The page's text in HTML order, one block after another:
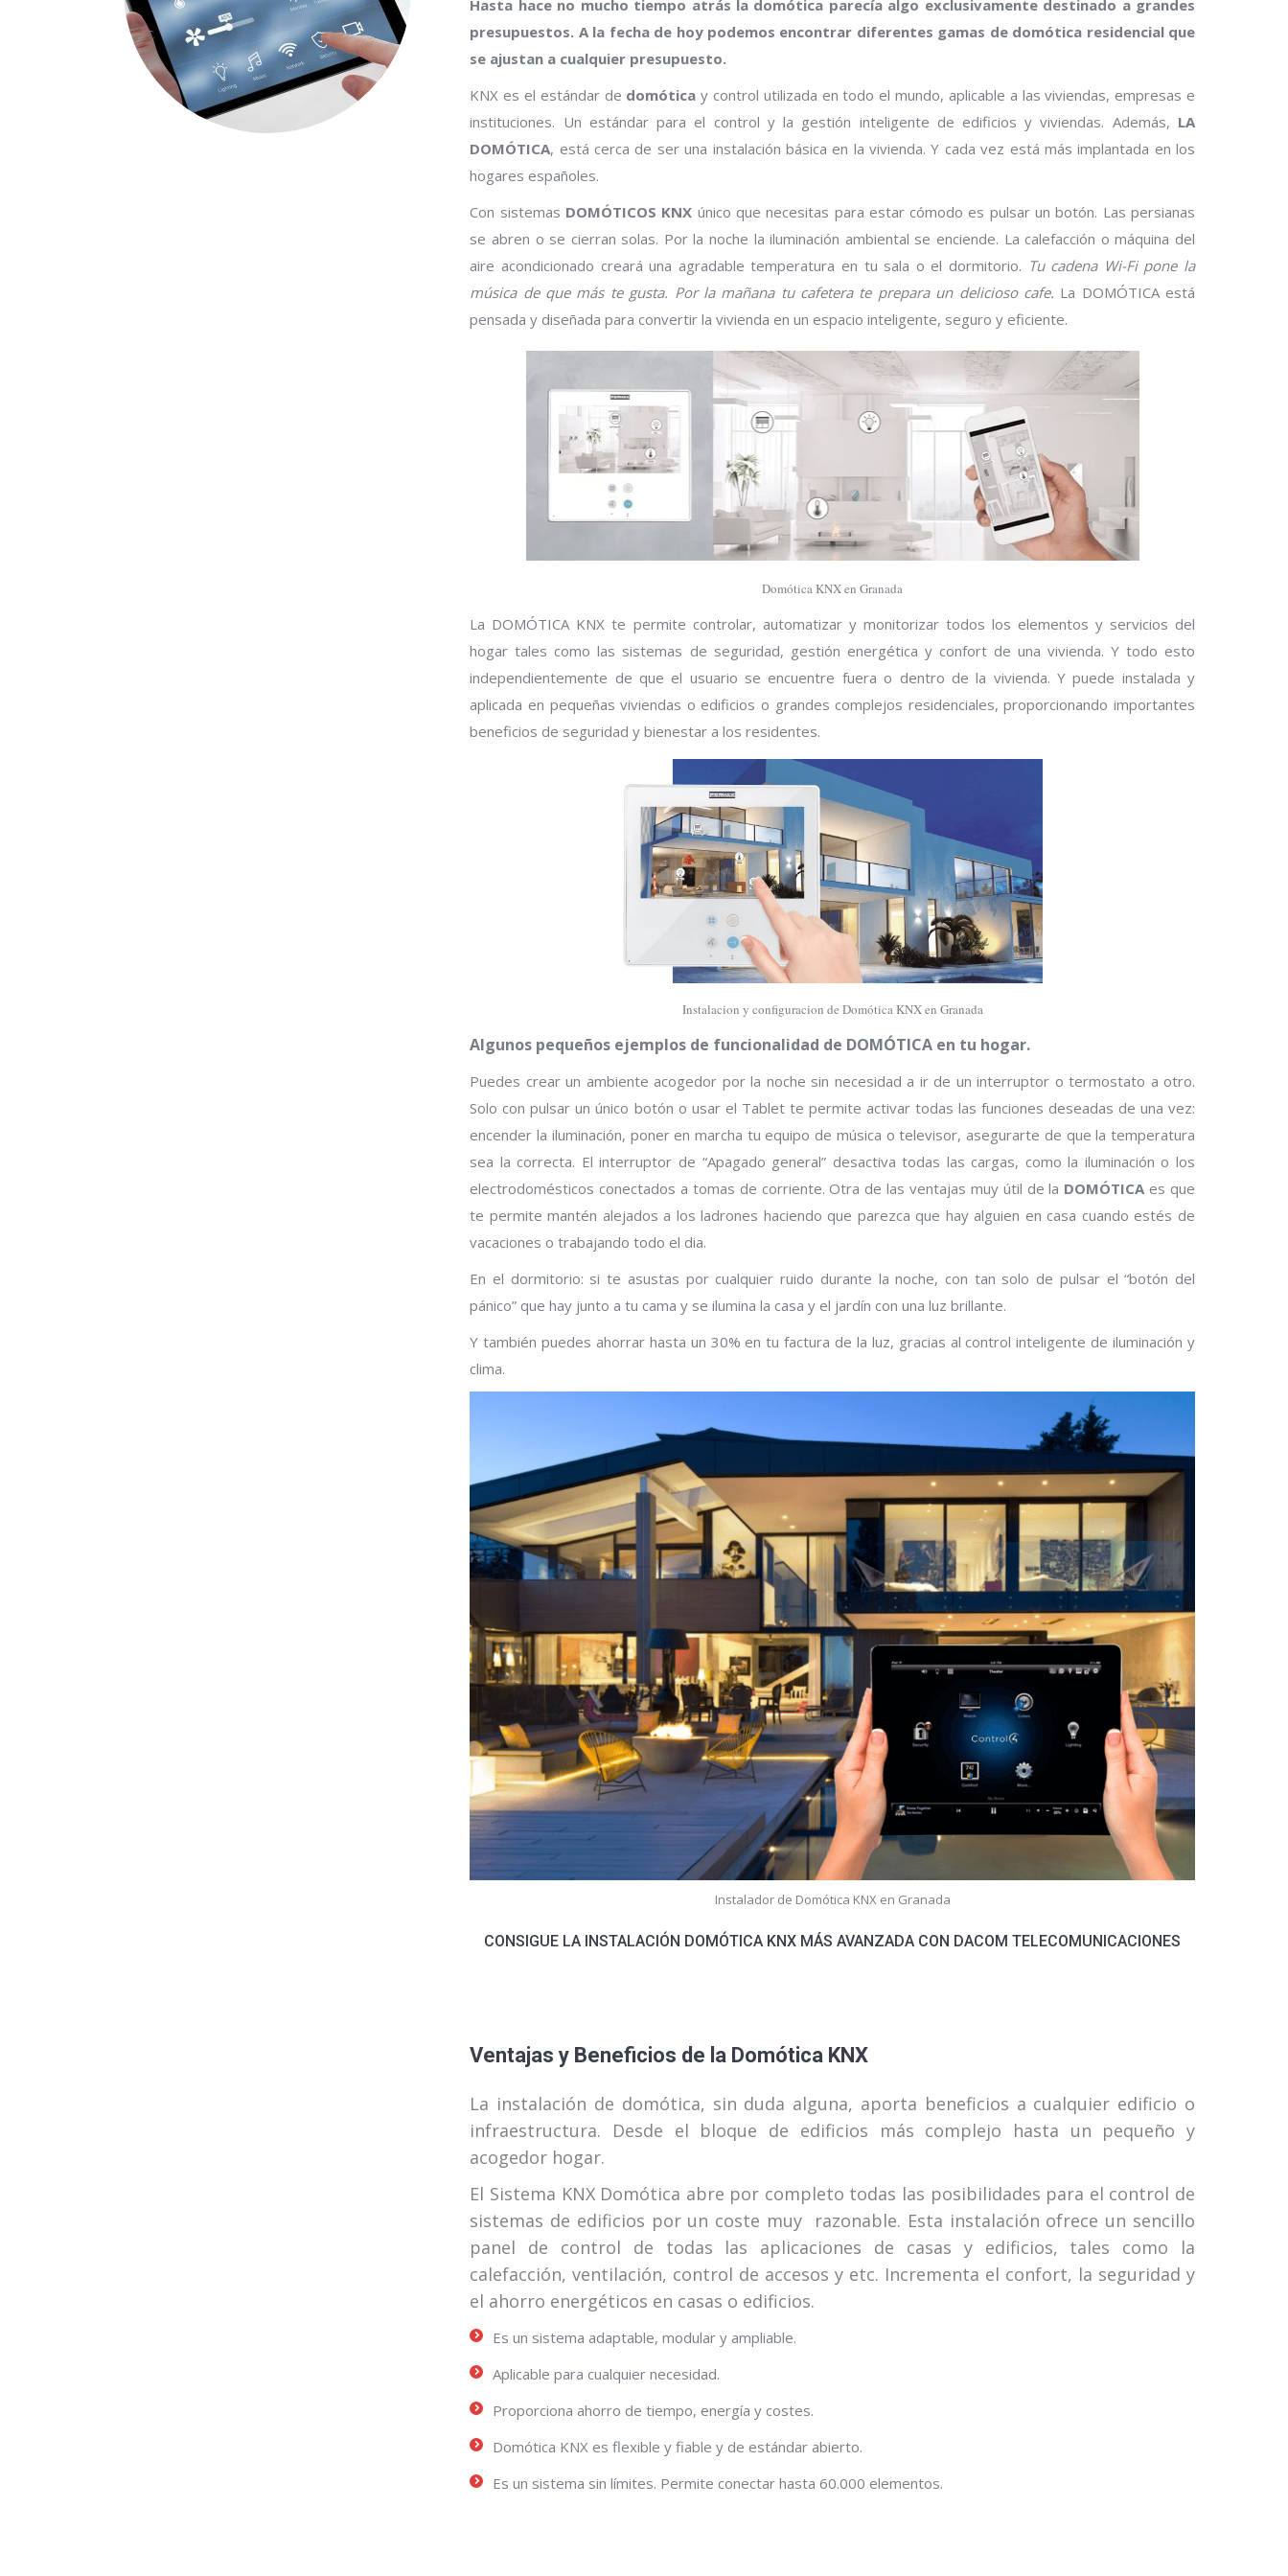
Hasta hace no mucho tiempo atrás la domótica parecía algo exclusivamente destinado a grandes
presupuestos. A la fecha de hoy podemos encontrar diferentes gamas de domótica residencial que
se ajustan a cualquier presupuesto.
KNX es el estándar de domótica y control utilizada en todo el mundo, aplicable a las viviendas, empresas e
instituciones. Un estándar para el control y la gestión inteligente de edificios y viviendas. Además, LA
DOMÓTICA, está cerca de ser una instalación básica en la vivienda. Y cada vez está más implantada en los
hogares españoles.
Con sistemas DOMÓTICOS KNX único que necesitas para estar cómodo es pulsar un botón. Las persianas
se abren o se cierran solas. Por la noche la iluminación ambiental se enciende. La calefacción o máquina del
aire acondicionado creará una agradable temperatura en tu sala o el dormitorio. Tu cadena Wi-Fi pone la
música de que más te gusta. Por la mañana tu cafetera te prepara un delicioso cafe. La DOMÓTICA está
pensada y diseñada para convertir la vivienda en un espacio inteligente, seguro y eficiente.
Domótica KNX en Granada
La DOMÓTICA KNX te permite controlar, automatizar y monitorizar todos los elementos y servicios del
hogar tales como las sistemas de seguridad, gestión energética y confort de una vivienda. Y todo esto
independientemente de que el usuario se encuentre fuera o dentro de la vivienda. Y puede instalada y
aplicada en pequeñas viviendas o edificios o grandes complejos residenciales, proporcionando importantes
beneficios de seguridad y bienestar a los residentes.
Instalacion y configuracion de Domótica KNX en Granada
Algunos pequeños ejemplos de funcionalidad de DOMÓTICA en tu hogar.
Puedes crear un ambiente acogedor por la noche sin necesidad a ir de un interruptor o termostato a otro.
Solo con pulsar un único botón o usar el Tablet te permite activar todas las funciones deseadas de una vez:
encender la iluminación, poner en marcha tu equipo de música o televisor, asegurarte de que la temperatura
sea la correcta. El interruptor de “Apagado general” desactiva todas las cargas, como la iluminación o los
electrodomésticos conectados a tomas de corriente. Otra de las ventajas muy útil de la DOMÓTICA es que
te permite mantén alejados a los ladrones haciendo que parezca que hay alguien en casa cuando estés de
vacaciones o trabajando todo el dia.
En el dormitorio: si te asustas por cualquier ruido durante la noche, con tan solo de pulsar el “botón del
pánico” que hay junto a tu cama y se ilumina la casa y el jardín con una luz brillante.
Y también puedes ahorrar hasta un 30% en tu factura de la luz, gracias al control inteligente de iluminación y
clima.
Instalador de Domótica KNX en Granada
CONSIGUE LA INSTALACIÓN DOMÓTICA KNX MÁS AVANZADA CON DACOM TELECOMUNICACIONES
Ventajas y Beneficios de la Domótica KNX
La instalación de domótica, sin duda alguna, aporta beneficios a cualquier edificio o
infraestructura. Desde el bloque de edificios más complejo hasta un pequeño y
acogedor hogar.
El Sistema KNX Domótica abre por completo todas las posibilidades para el control de
sistemas de edificios por un coste muy razonable. Esta instalación ofrece un sencillo
panel de control de todas las aplicaciones de casas y edificios, tales como la
calefacción, ventilación, control de accesos y etc. Incrementa el confort, la seguridad y
el ahorro energéticos en casas o edificios.
Es un sistema adaptable, modular y ampliable.
Aplicable para cualquier necesidad.
Proporciona ahorro de tiempo, energía y costes.
Domótica KNX es flexible y fiable y de estándar abierto.
Es un sistema sin límites. Permite conectar hasta 60.000 elementos.